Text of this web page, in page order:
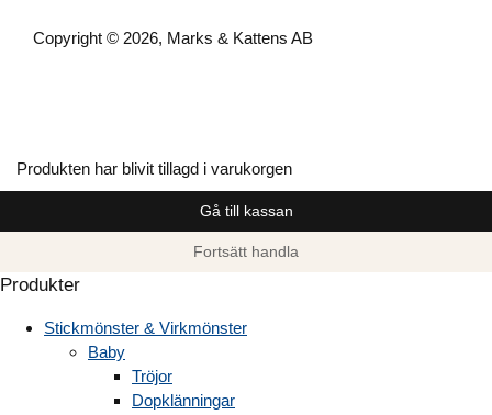
Copyright © 2026, Marks & Kattens AB
Produkten har blivit tillagd i varukorgen
Gå till kassan
Fortsätt handla
Produkter
Stickmönster & Virkmönster
Baby
Tröjor
Dopklänningar